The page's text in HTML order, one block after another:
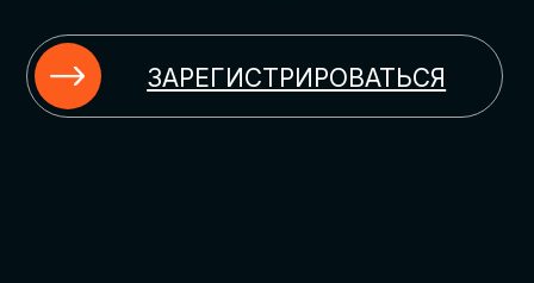
ИСКУССТВЕННЫЙ ИНТЕЛЛЕКТ
ЦИФРОВИЗАЦИЯ
ИМПОРТОЗАМЕЩЕНИЕ